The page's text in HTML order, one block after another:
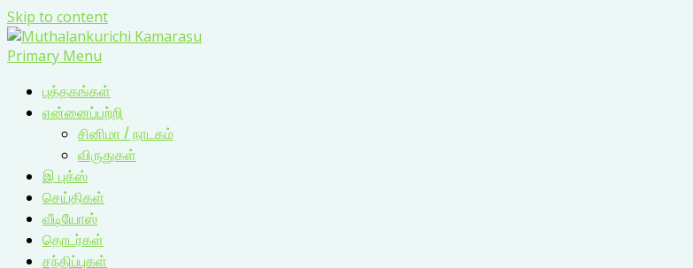
Skip to content
Primary Menu
புத்தகங்கள்
என்னைப்பற்றி
சினிமா / நாடகம்
விருதுகள்
இ புக்ஸ்
செய்திகள்
வீடியோஸ்
தொடர்கள்
சந்திப்புகள்